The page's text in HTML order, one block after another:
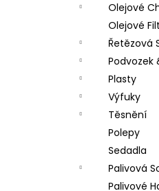
Olejové
Olejové
Řetězová
Podvozek
Plasty
Výfuky
Těsnění
Polepy
Sedadla
Palivová
Palivové